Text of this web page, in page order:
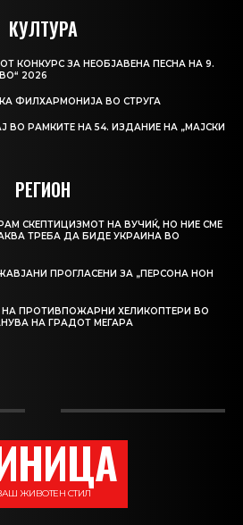
КУЛТУРА
КОНКУРС ЗА НЕОБЈАВЕНА ПЕСНА НА 9.
2026
ФИЛХАРМОНИЈА ВО СТРУГА
ВО РАМКИТЕ НА 54. ИЗДАНИЕ НА „МАЈСКИ
РЕГИОН
СКЕПТИЦИЗМОТ НА ВУЧИЌ, НО НИЕ СМЕ
ТРЕБА ДА БИДЕ УКРАИНА ВО
ПРОГЛАСЕНИ ЗА „ПЕРСОНА НОН
ПРОТИВПОЖАРНИ ХЕЛИКОПТЕРИ ВО
НА ГРАДОТ МЕГАРА
ЖИВОТЕН СТИЛ